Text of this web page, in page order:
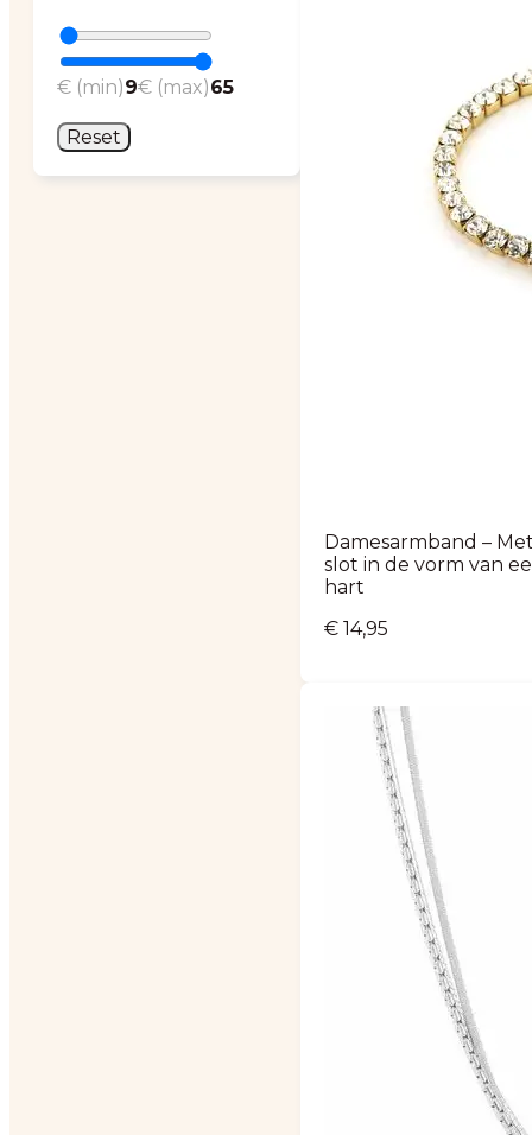
€ (min)9€ (max)65
Reset
Damesarmband –
slot in de vorm van
hart
€ 14,95